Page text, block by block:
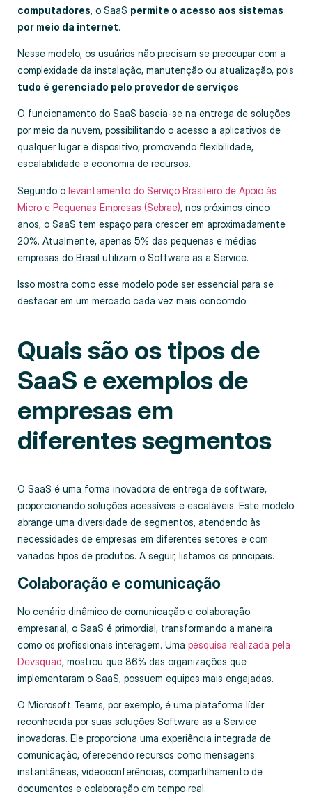
computadores, o SaaS permite o acesso aos sistemas
por meio da internet.
Nesse modelo, os usuários não precisam se preocupar com a
complexidade da instalação, manutenção ou atualização, pois
tudo é gerenciado pelo provedor de serviços.
O funcionamento do SaaS baseia-se na entrega de soluções
por meio da nuvem, possibilitando o acesso a aplicativos de
qualquer lugar e dispositivo, promovendo flexibilidade,
escalabilidade e economia de recursos.
Segundo o levantamento do Serviço Brasileiro de Apoio às
Micro e Pequenas Empresas (Sebrae), nos próximos cinco
anos, o SaaS tem espaço para crescer em aproximadamente
20%. Atualmente, apenas 5% das pequenas e médias
empresas do Brasil utilizam o Software as a Service.
Isso mostra como esse modelo pode ser essencial para se
destacar em um mercado cada vez mais concorrido.
Quais são os tipos de
SaaS e exemplos de
empresas em
diferentes segmentos
O SaaS é uma forma inovadora de entrega de software,
proporcionando soluções acessíveis e escaláveis. Este modelo
abrange uma diversidade de segmentos, atendendo às
necessidades de empresas em diferentes setores e com
variados tipos de produtos. A seguir, listamos os principais.
Colaboração e comunicação
No cenário dinâmico de comunicação e colaboração
empresarial, o SaaS é primordial, transformando a maneira
como os profissionais interagem. Uma pesquisa realizada pela
Devsquad, mostrou que 86% das organizações que
implementaram o SaaS, possuem equipes mais engajadas.
O Microsoft Teams, por exemplo, é uma plataforma líder
reconhecida por suas soluções Software as a Service
inovadoras. Ele proporciona uma experiência integrada de
comunicação, oferecendo recursos como mensagens
instantâneas, videoconferências, compartilhamento de
documentos e colaboração em tempo real.